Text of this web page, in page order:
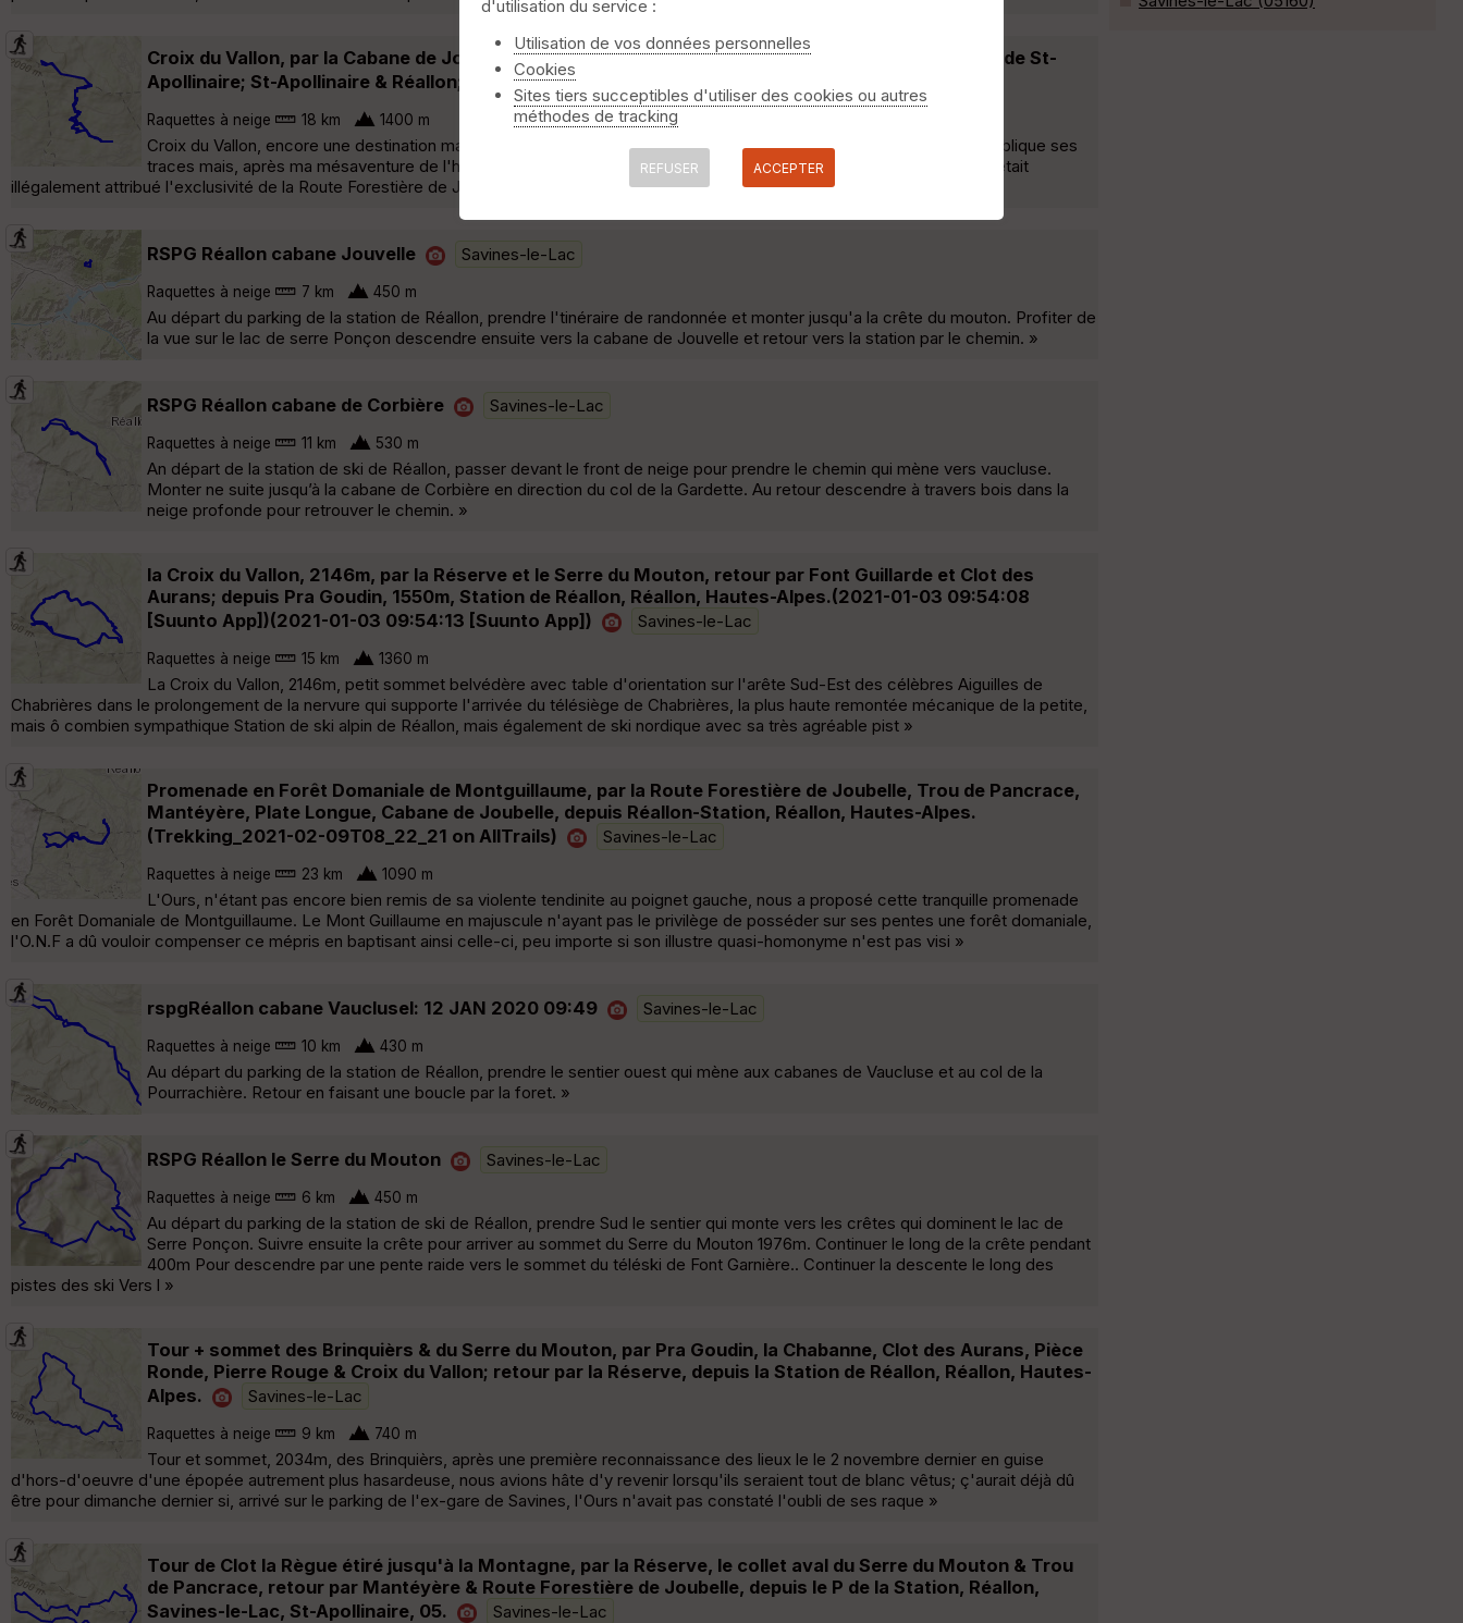
Croix du Vallon, par la Cabane de Joubelle et la crête du Serre du Mouton, depuis la Route du Lac de St-
Apollinaire; St-Apollinaire & Réallon; Hautes-Alpes.
Raquettes à neige 18 km 1400 m
Croix du Vallon, encore une destination maintes fois répétée, pour laquelle l'Ours avait décidé de ne plus rendre publique ses
traces mais, après ma mésaventure de l'hiver dernier, comme il ne savait pas si le pitbull fort mal embouché qui s'était
illégalement attribué l'exclusivité de la Route Forestière de Joubelle avait toujours droit de cité cet hiver, il a préféré en changer »
RSPG Réallon cabane Jouvelle Savines-le-Lac
Raquettes à neige 7 km 450 m
Au départ du parking de la station de Réallon, prendre l'tinéraire de randonnée et monter jusqu'a la crête du mouton. Profiter de
la vue sur le lac de serre Ponçon descendre ensuite vers la cabane de Jouvelle et retour vers la station par le chemin. »
RSPG Réallon cabane de Corbière Savines-le-Lac
Raquettes à neige 11 km 530 m
An départ de la station de ski de Réallon, passer devant le front de neige pour prendre le chemin qui mène vers vaucluse.
Monter ne suite jusqu’à la cabane de Corbière en direction du col de la Gardette. Au retour descendre à travers bois dans la
neige profonde pour retrouver le chemin. »
la Croix du Vallon, 2146m, par la Réserve et le Serre du Mouton, retour par Font Guillarde et Clot des
Aurans; depuis Pra Goudin, 1550m, Station de Réallon, Réallon, Hautes-Alpes.(2021-01-03 09:54:08
[Suunto App])(2021-01-03 09:54:13 [Suunto App])
Savines-le-Lac
Raquettes à neige 15 km 1360 m
La Croix du Vallon, 2146m, petit sommet belvédère avec table d'orientation sur l'arête Sud-Est des célèbres Aiguilles de
Chabrières dans le prolongement de la nervure qui supporte l'arrivée du télésiège de Chabrières, la plus haute remontée mécanique de la petite,
mais ô combien sympathique Station de ski alpin de Réallon, mais également de ski nordique avec sa très agréable pist »
Promenade en Forêt Domaniale de Montguillaume, par la Route Forestière de Joubelle, Trou de Pancrace,
Mantéyère, Plate Longue, Cabane de Joubelle, depuis Réallon-Station, Réallon, Hautes-Alpes.
(Trekking_2021-02-09T08_22_21 on AllTrails)
Savines-le-Lac
Raquettes à neige 23 km 1090 m
L'Ours, n'étant pas encore bien remis de sa violente tendinite au poignet gauche, nous a proposé cette tranquille promenade
en Forêt Domaniale de Montguillaume. Le Mont Guillaume en majuscule n'ayant pas le privilège de posséder sur ses pentes une forêt domaniale,
l'O.N.F a dû vouloir compenser ce mépris en baptisant ainsi celle-ci, peu importe si son illustre quasi-homonyme n'est pas visi »
rspgRéallon cabane Vauclusel: 12 JAN 2020 09:49 Savines-le-Lac
Raquettes à neige 10 km 430 m
Au départ du parking de la station de Réallon, prendre le sentier ouest qui mène aux cabanes de Vaucluse et au col de la
Pourrachière. Retour en faisant une boucle par la foret. »
RSPG Réallon le Serre du Mouton Savines-le-Lac
Raquettes à neige 6 km 450 m
Au départ du parking de la station de ski de Réallon, prendre Sud le sentier qui monte vers les crêtes qui dominent le lac de
Serre Ponçon. Suivre ensuite la crête pour arriver au sommet du Serre du Mouton 1976m. Continuer le long de la crête pendant
400m Pour descendre par une pente raide vers le sommet du téléski de Font Garnière.. Continuer la descente le long des
pistes des ski Vers l »
Tour + sommet des Brinquièrs & du Serre du Mouton, par Pra Goudin, la Chabanne, Clot des Aurans, Pièce
Ronde, Pierre Rouge & Croix du Vallon; retour par la Réserve, depuis la Station de Réallon, Réallon, Hautes-
Alpes.
Savines-le-Lac
Raquettes à neige 9 km 740 m
Tour et sommet, 2034m, des Brinquièrs, après une première reconnaissance des lieux le le 2 novembre dernier en guise
d'hors-d'oeuvre d'une épopée autrement plus hasardeuse, nous avions hâte d'y revenir lorsqu'ils seraient tout de blanc vêtus; ç'aurait déjà dû
être pour dimanche dernier si, arrivé sur le parking de l'ex-gare de Savines, l'Ours n'avait pas constaté l'oubli de ses raque »
Tour de Clot la Règue étiré jusqu'à la Montagne, par la Réserve, le collet aval du Serre du Mouton & Trou
de Pancrace, retour par Mantéyère & Route Forestière de Joubelle, depuis le P de la Station, Réallon,
Savines-le-Lac, St-Apollinaire, 05.
Savines-le-Lac
d'utilisation du service :
Utilisation de vos données personnelles
Cookies
Sites tiers succeptibles d'utiliser des cookies ou autres
méthodes de tracking
REFUSER ACCEPTER